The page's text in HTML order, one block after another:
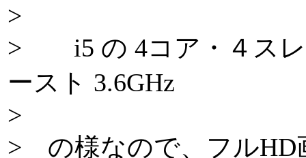
>
> i5 の 4コア・４ス
ースト 3.6GHz
>
> の様なので、フルHD